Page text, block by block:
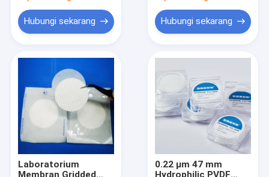
Hubungi sekarang Hubungi sekarang
Laboratorium
Membran Gridded
0.22 μm 47 mm
Hydrophilic PVDF